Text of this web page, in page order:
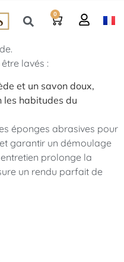
0
lavés :
et un savon doux,
les habitudes du
éponges abrasives pour
garantir un démoulage
prolonge la
un rendu parfait de